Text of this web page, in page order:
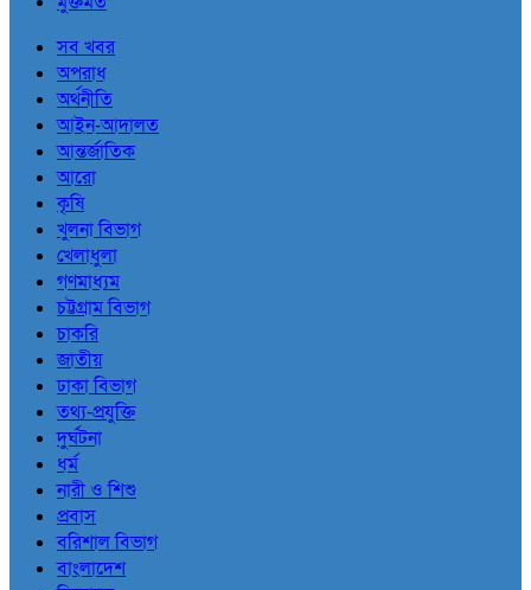
সব খবর
অপরাধ
অর্থনীতি
আইন-আদালত
আন্তর্জাতিক
আরো
কৃষি
খুলনা বিভাগ
খেলাধুলা
গণমাধ্যম
চট্টগ্রাম বিভাগ
চাকরি
জাতীয়
ঢাকা বিভাগ
তথ্য-প্রযুক্তি
দুর্ঘটনা
ধর্ম
নারী ও শিশু
প্রবাস
বরিশাল বিভাগ
বাংলাদেশ